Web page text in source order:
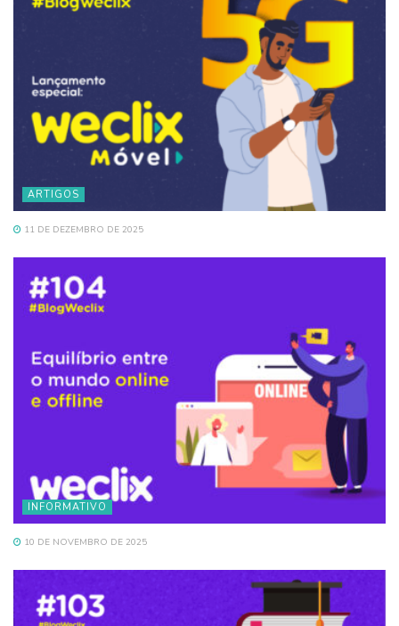
ARTIGOS
11 DE DEZEMBRO DE 2025
INFORMATIVO
10 DE NOVEMBRO DE 2025